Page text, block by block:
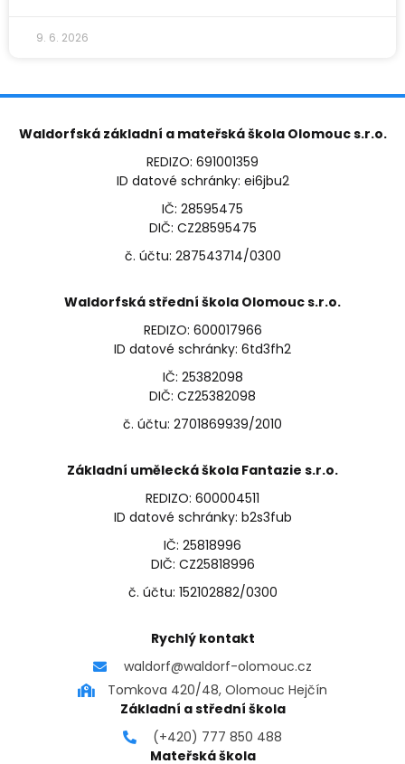
9. 6. 2026
Waldorfská základní a mateřská škola Olomouc s.r.o.
REDIZO: 691001359
ID datové schránky: ei6jbu2
IČ: 28595475
DIČ: CZ28595475
č. účtu: 287543714/0300
Waldorfská střední škola Olomouc s.r.o.
REDIZO: 600017966
ID datové schránky: 6td3fh2
IČ: 25382098
DIČ: CZ25382098
č. účtu: 2701869939/2010
Základní umělecká škola Fantazie s.r.o.
REDIZO: 600004511
ID datové schránky: b2s3fub
IČ: 25818996
DIČ: CZ25818996
č. účtu: 152102882/0300
Rychlý kontakt
waldorf@waldorf-olomouc.cz
Tomkova 420/48, Olomouc Hejčín
Základní a střední škola
(+420) 777 850 488
Mateřská škola